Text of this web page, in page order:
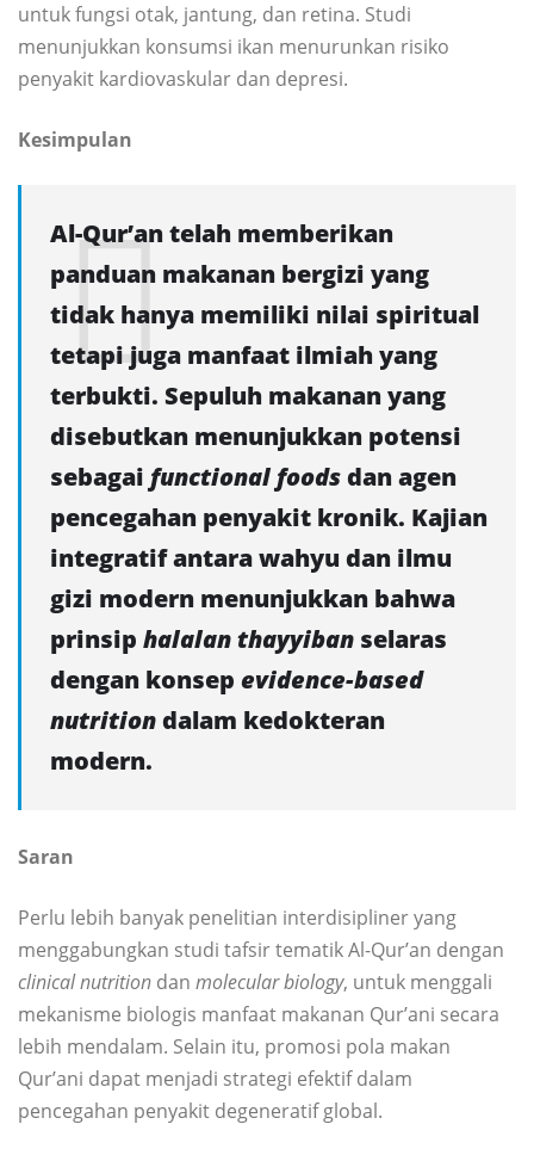
untuk fungsi otak, jantung, dan retina. Studi
menunjukkan konsumsi ikan menurunkan risiko
penyakit kardiovaskular dan depresi.
Kesimpulan
Al-Qur’an telah memberikan
panduan makanan bergizi yang
tidak hanya memiliki nilai spiritual
tetapi juga manfaat ilmiah yang
terbukti. Sepuluh makanan yang
disebutkan menunjukkan potensi
sebagai functional foodsdan agen
pencegahan penyakit kronik. Kajian
integratif antara wahyu dan ilmu
gizi modern menunjukkan bahwa
prinsip halalan thayyiban selaras
dengan konsep evidence-based
nutritiondalam kedokteran
modern.
Saran
Perlu lebih banyak penelitian interdisipliner yang
menggabungkan studi tafsir tematik Al-Qur’an dengan
clinical nutrition dan molecular biology, untuk menggali
mekanisme biologis manfaat makanan Qur’ani secara
lebih mendalam. Selain itu, promosi pola makan
Qur’ani dapat menjadi strategi efektif dalam
pencegahan penyakit degeneratif global.